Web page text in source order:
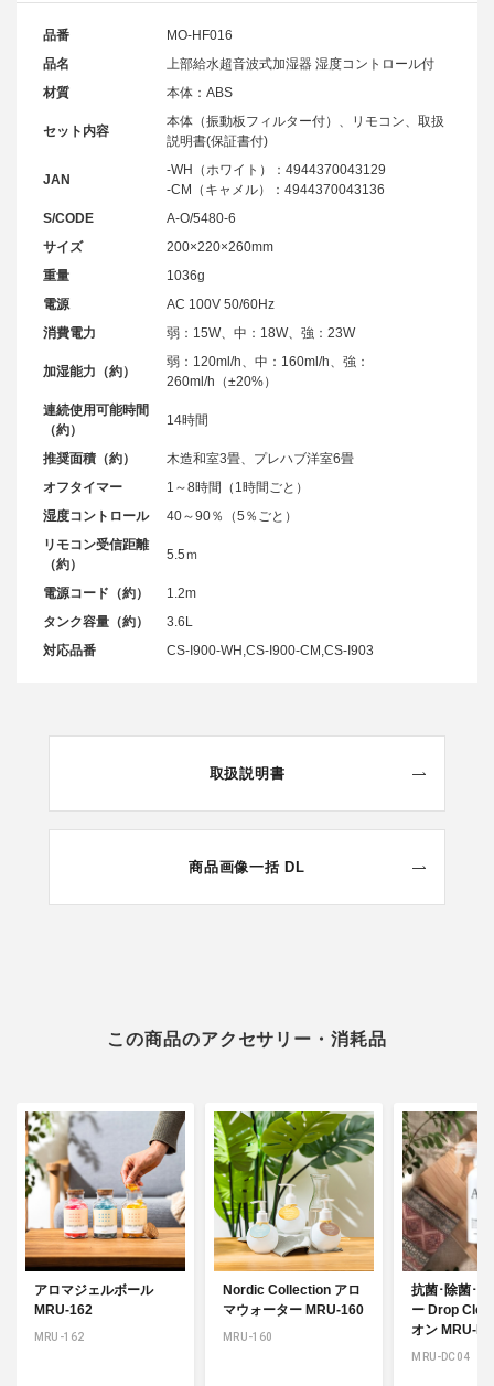
品番
MO-HF016
品名
上部給水超音波式加湿器 湿度コントロール付
材質
本体：ABS
セット内容
本体（振動板フィルター付）、リモコン、取扱
説明書(保証書付)
JAN
-WH（ホワイト）：4944370043129
-CM（キャメル）：4944370043136
S/CODE
A-O/5480-6
サイズ
200×220×260mm
重量
1036g
電源
AC 100V 50/60Hz
消費電力
弱：15W、中：18W、強：23W
加湿能力（約）
弱：120ml/h、中：160ml/h、強：
260ml/h（±20%）
連続使用可能時間
（約）
14時間
推奨面積（約）
木造和室3畳、プレハブ洋室6畳
オフタイマー
1～8時間（1時間ごと）
湿度コントロール
40～90％（5％ごと）
リモコン受信距離
（約）
5.5ｍ
電源コード（約）
1.2m
タンク容量（約）
3.6L
対応品番
CS-I900-WH,CS-I900-CM,CS-I903
取扱説明書
商品画像一括 DL
この商品のアクセサリー・消耗品
アロマジェルボール
MRU-162
MRU-162
Nordic Collection アロ
マウォーター MRU-160
MRU-160
抗菌･除菌･
ー Drop
オン MRU-
MRU-DC04